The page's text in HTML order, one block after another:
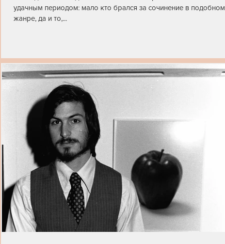
удачным периодом: мало кто брался за сочинение в подобном
жанре, да и то,...